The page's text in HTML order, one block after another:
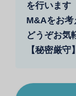
を行います
M&Aをお考
どうぞお気
【秘密厳守】